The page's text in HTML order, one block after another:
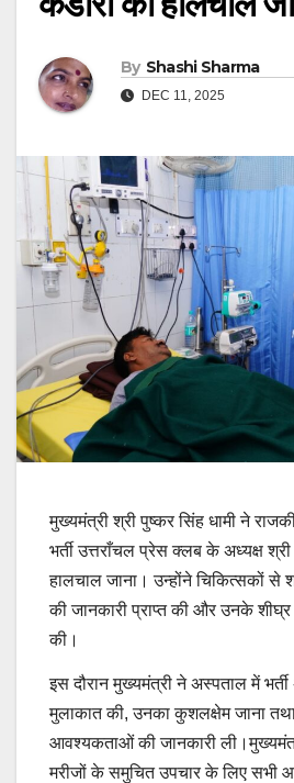
By Shashi Sharma
DEC 11, 2025
मुख्यमंत्री श्री पुष्कर सिंह धामी ने
भर्ती उत्तराँचल प्रेस क्लब के अध्यक्ष
हालचाल जाना। उन्होंने चिकित्सकों से
की जानकारी प्राप्त की और उनके
की।
इस दौरान मुख्यमंत्री ने अस्पताल में
मुलाकात की, उनका कुशलक्षेम जाना
आवश्यकताओं की जानकारी
मरीजों के समुचित उपचार के लिए सभी